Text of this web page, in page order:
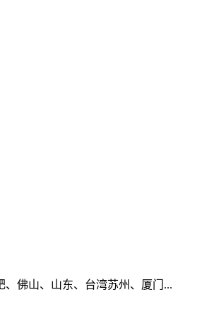
佛山、山东、台湾苏州、厦门...